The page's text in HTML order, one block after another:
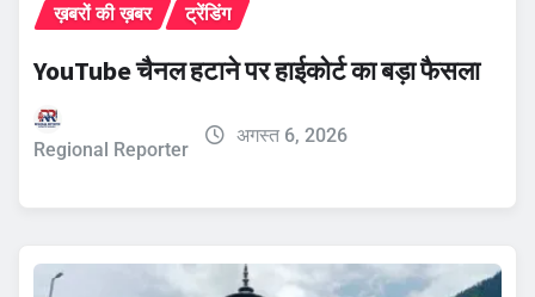
ख़बरों की ख़बर ट्रेंडिंग
YouTube चैनल हटाने पर हाईकोर्ट का बड़ा फैसला
Regional Reporter
अगस्त 6, 2026